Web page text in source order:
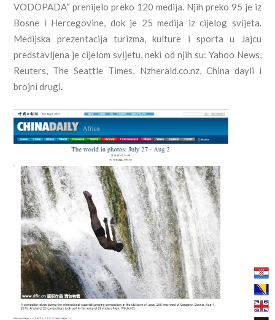
VODOPADA“ prenijelo preko 120 medija. Njih preko 95 je iz
Bosne i Hercegovine, dok je 25 medija iz cijelog svijeta.
Medijska prezentacija turizma, kulture i sporta u Jajcu
predstavljena je cijelom svijetu, neki od njih su: Yahoo News,
Reuters, The Seattle Times, Nzherald.co.nz, China dayli i
brojni drugi.